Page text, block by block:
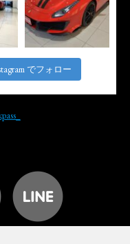
でフォロー